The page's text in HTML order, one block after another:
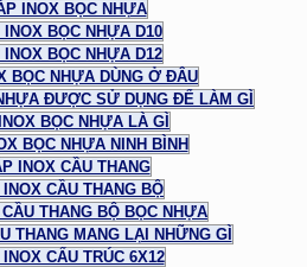
INOX BỌC NHỰA
INOX BỌC NHỰA D10
INOX BỌC NHỰA D12
BỌC NHỰA DÙNG Ở ĐÂU
ĐƯỢC SỬ DỤNG ĐỂ LÀM GÌ
BỌC NHỰA LÀ GÌ
BỌC NHỰA NINH BÌNH
INOX CẦU THANG
CẦU THANG BỘ
THANG BỘ BỌC NHỰA
THANG MANG LẠI NHỮNG GÌ
CẤU TRÚC 6X12